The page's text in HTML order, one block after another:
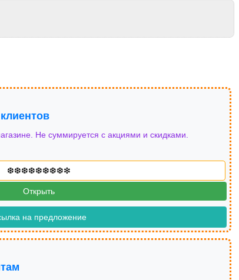
Не суммируется с акциями и скидками.
Открыть
на предложение